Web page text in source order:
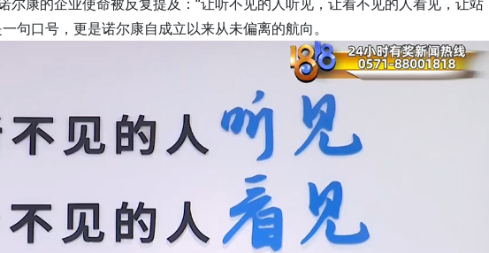
句口号，更是诺尔康自成立以来从未偏离的航向。